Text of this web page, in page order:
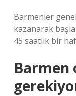
Barmenler
kazanarak
45 saatlik bir
Barmen